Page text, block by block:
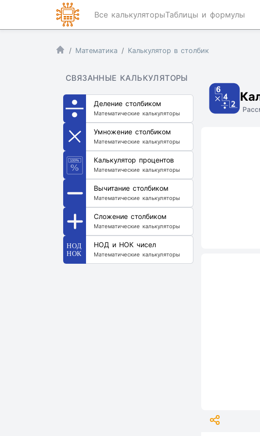
Все калькуляторыТаблицы и формулы
Математика Калькулятор в столбик
СВЯЗАННЫЕ КАЛЬКУЛЯТОРЫ
Деление столбиком
Математические калькуляторы
Умножение столбиком
Математические калькуляторы
Калькулятор процентов
Математические калькуляторы
Вычитание столбиком
Математические калькуляторы
Сложение столбиком
Математические калькуляторы
НОД и НОК чисел
Математические калькуляторы